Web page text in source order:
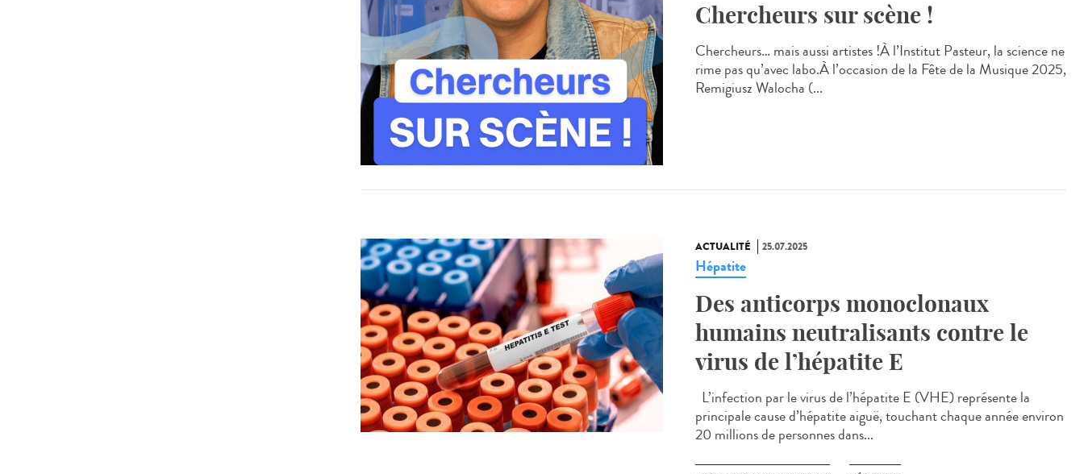
Chercheurs sur scène !
Chercheurs… mais aussi artistes !À l’Institut Pasteur, la science ne
rime pas qu’avec labo.À l’occasion de la Fête de la Musique 2025,
Remigiusz Walocha (...
ACTUALITÉ 25.07.2025
Hépatite
Des anticorps monoclonaux
humains neutralisants contre le
virus de l’hépatite E
L’infection par le virus de l’hépatite E (VHE) représente la
principale cause d’hépatite aiguë, touchant chaque année environ
20 millions de personnes dans...